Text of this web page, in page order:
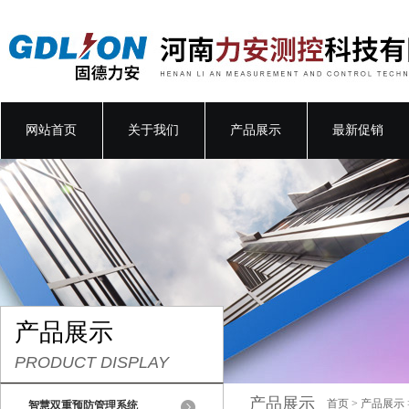
网站首页 关于我们 产品展示 最新促销
产品展示
PRODUCT DISPLAY
智慧双重预防管理系统 产品展示 首页 > 产品展示